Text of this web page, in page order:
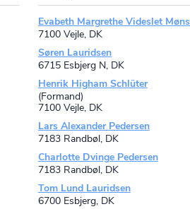
Evabeth Margrethe Videslet
7100 Vejle, DK
Søren Lauridsen
6715 Esbjerg N, DK
Henrik Higham Schlüter
(Formand)
7100 Vejle, DK
Lars Alexander Pedersen
7183 Randbøl, DK
Charlotte Dvinge Pedersen
7183 Randbøl, DK
Tom Lund Lauridsen
6700 Esbjerg, DK